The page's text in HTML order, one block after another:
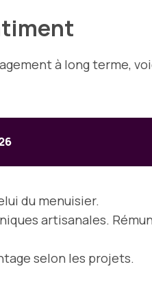
à long terme,
du menuisier.
artisanales.
selon les projets.